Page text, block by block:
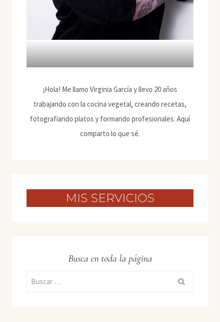
¡Hola! Me llamo Virginia García y llevo 20 años
trabajando con la cocina vegetal, creando recetas,
fotografiando platos y formando profesionales. Aquí
comparto lo que sé.
MIS SERVICIOS
Busca en toda la página
Buscar: